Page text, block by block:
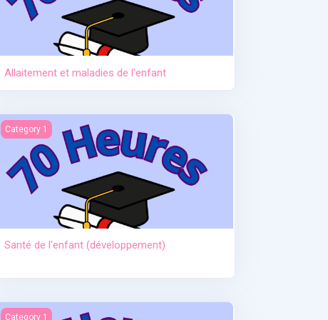
Allaitement et maladies de l'enfant
Santé de l'enfant (développement)
Category 1
Santé de l'enfant (développement)
Ictère et hypoglycémie
Category 1